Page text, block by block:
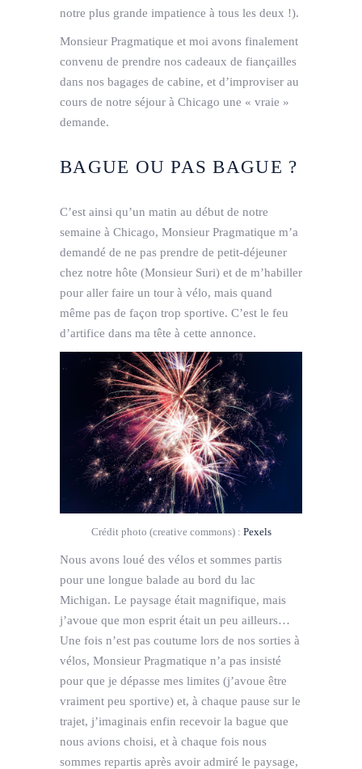
notre plus grande impatience à tous les deux !).
Monsieur Pragmatique et moi avons finalement
convenu de prendre nos cadeaux de fiançailles
dans nos bagages de cabine, et d’improviser au
cours de notre séjour à Chicago une « vraie »
demande.
BAGUE OU PAS BAGUE ?
C’est ainsi qu’un matin au début de notre
semaine à Chicago, Monsieur Pragmatique m’a
demandé de ne pas prendre de petit-déjeuner
chez notre hôte (Monsieur Suri) et de m’habiller
pour aller faire un tour à vélo, mais quand
même pas de façon trop sportive. C’est le feu
d’artifice dans ma tête à cette annonce.
Crédit photo (creative commons) : Pexels
Nous avons loué des vélos et sommes partis
pour une longue balade au bord du lac
Michigan. Le paysage était magnifique, mais
j’avoue que mon esprit était un peu ailleurs…
Une fois n’est pas coutume lors de nos sorties à
vélos, Monsieur Pragmatique n’a pas insisté
pour que je dépasse mes limites (j’avoue être
vraiment peu sportive) et, à chaque pause sur le
trajet, j’imaginais enfin recevoir la bague que
nous avions choisi, et à chaque fois nous
sommes repartis après avoir admiré le paysage,